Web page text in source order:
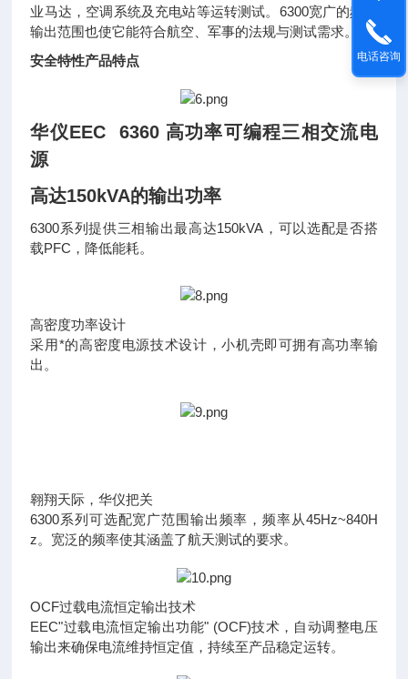
业马达，空调系统及充电站等运转测试。6300宽广的频率
输出范围也使它能符合航空、军事的法规与测试需求。
安全特性产品特点
华仪EEC 6360 高功率可编程三相交流电
源
高达150kVA的输出功率
6300系列提供三相输出最高达150kVA，可以选配是否搭
载PFC，降低能耗。
高密度功率设计
采用*的高密度电源技术设计，小机壳即可拥有高功率输
出。
翱翔天际，华仪把关
6300系列可选配宽广范围输出频率，频率从45Hz~840H
z。宽泛的频率使其涵盖了航天测试的要求。
OCF过载电流恒定输出技术
EEC"过载电流恒定输出功能" (OCF)技术，自动调整电压
输出来确保电流维持恒定值，持续至产品稳定运转。
电话咨询